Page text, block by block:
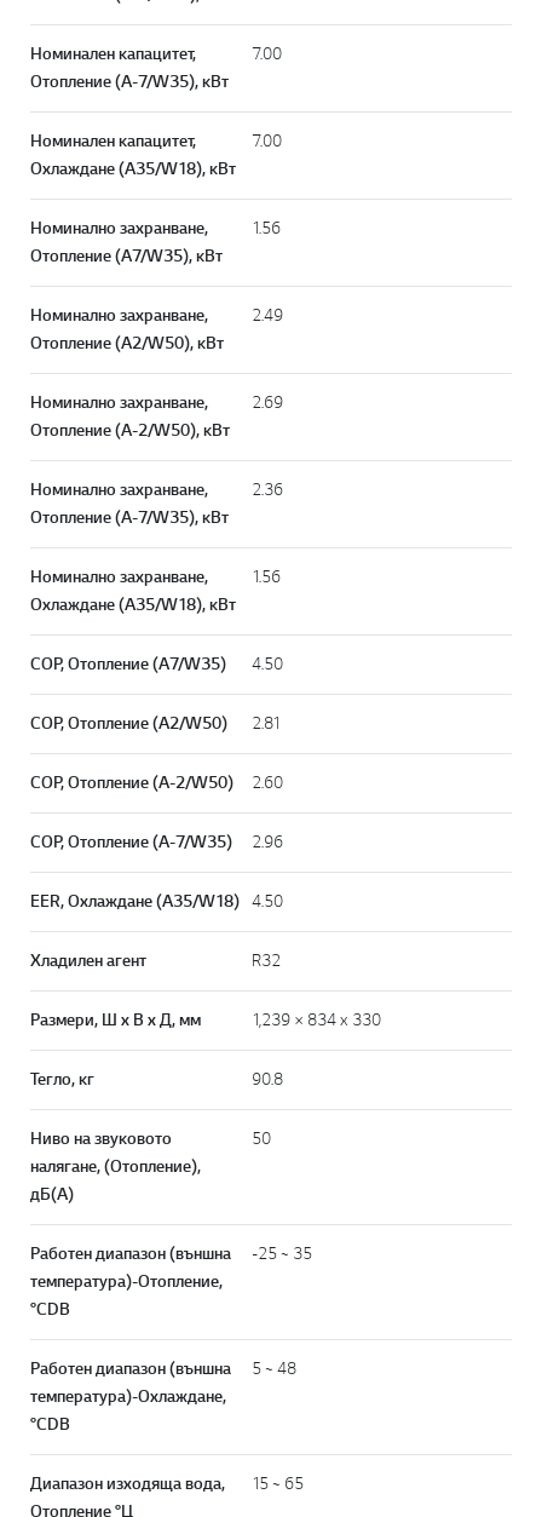
Номинален капацитет,
Отопление (A-7/W35), кВт
7.00
Номинален капацитет,
Охлаждане (A35/W18), кВт
7.00
Номинално захранване,
Отопление (A7/W35), кВт
1.56
Номинално захранване,
Отопление (A2/W50), кВт
2.49
Номинално захранване,
Отопление (A-2/W50), кВт
2.69
Номинално захранване,
Отопление (A-7/W35), кВт
2.36
Номинално захранване,
Охлаждане (A35/W18), кВт
1.56
СОР, Отопление (A7/W35) 4.50
СОР, Отопление (A2/W50) 2.81
СОР, Отопление (A-2/W50) 2.60
СОР, Отопление (A-7/W35) 2.96
EER, Охлаждане (A35/W18) 4.50
Хладилен агент R32
Размери, Ш x В x Д, мм 1,239 × 834 x 330
Тегло, кг 90.8
Ниво на звуковото
налягане, (Отопление),
дБ(А)
50
Работен диапазон (външна
температура)-Отопление,
°CDB
-25 ~ 35
Работен диапазон (външна
температура)-Охлаждане,
°CDB
5 ~ 48
Диапазон изходяща вода,
Отопление °Ц
15 ~ 65